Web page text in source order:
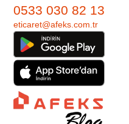
0533 030 82 13
eticaret@afeks.com.tr